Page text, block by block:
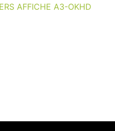
AFFICHE A3-OKHD